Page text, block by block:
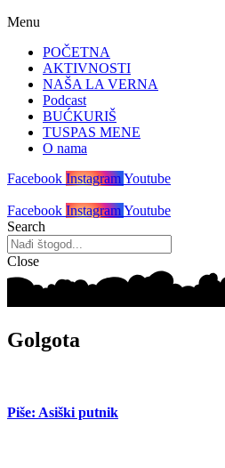
Menu
POČETNA
AKTIVNOSTI
NAŠA LA VERNA
Podcast
BUĆKURIŠ
TUSPAS MENE
O nama
Facebook InstagramYoutube
Facebook InstagramYoutube
Search
Close
Golgota
Piše: Asiški putnik